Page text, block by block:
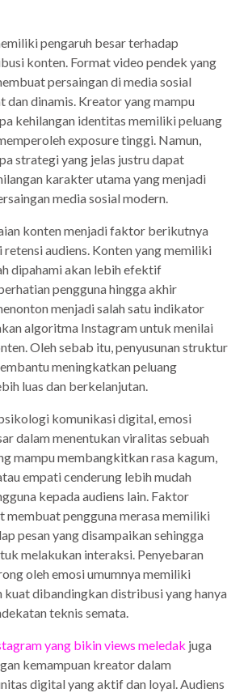
pengaruh besar terhadap
konten. Format video pendek yang
persaingan di media sosial
dan dinamis. Kreator yang mampu
kehilangan identitas memiliki peluang
exposure tinggi. Namun,
strategi yang jelas justru dapat
karakter utama yang menjadi
media sosial modern.
konten menjadi faktor berikutnya
retensi audiens. Konten yang memiliki
dipahami akan lebih efektif
pengguna hingga akhir
menjadi salah satu indikator
algoritma Instagram untuk menilai
Oleh sebab itu, penyusunan struktur
meningkatkan peluang
luas dan berkelanjutan.
komunikasi digital, emosi
dalam menentukan viralitas sebuah
mampu membangkitkan rasa kagum,
empati cenderung lebih mudah
kepada audiens lain. Faktor
membuat pengguna merasa memiliki
pesan yang disampaikan sehingga
melakukan interaksi. Penyebaran
oleh emosi umumnya memiliki
kuat dibandingkan distribusi yang hanya
teknis semata.
yang bikin views meledak juga
kemampuan kreator dalam
digital yang aktif dan loyal. Audiens